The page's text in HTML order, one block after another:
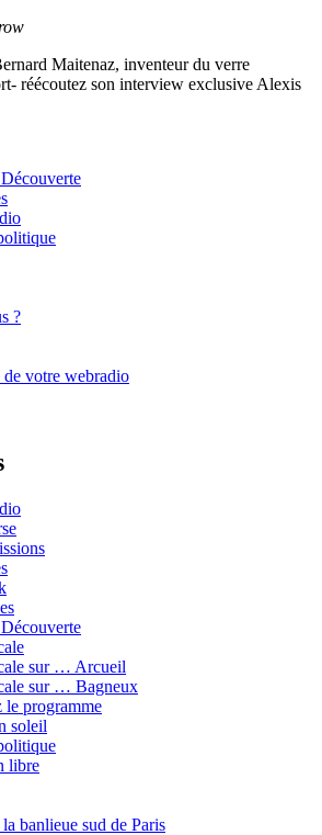
Maitenaz, inventeur du verre
réécoutez son interview exclusive Alexis
?
de votre webradio
sur … Arcueil
sur … Bagneux
le programme
soleil
libre
banlieue sud de Paris